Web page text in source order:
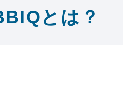
とは？